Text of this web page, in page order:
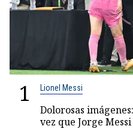
1 Lionel Messi
Dolorosas
vez que Jorge